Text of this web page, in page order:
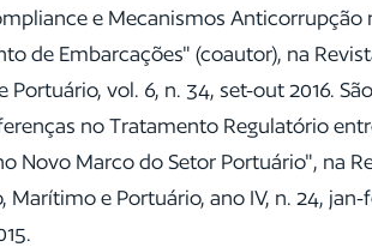
e Mecanismos Anticorrupção
de Embarcações" (coautor), na
Portuário, vol. 6, n. 34, set-out 2016.
no Tratamento Regulatório
Novo Marco do Setor Portuário", na
Marítimo e Portuário, ano IV, n. 24, jan-